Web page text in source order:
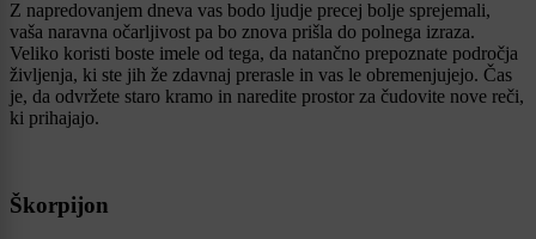
Z napredovanjem dneva vas bodo ljudje precej bolje sprejemali,
vaša naravna očarljivost pa bo znova prišla do polnega izraza.
Veliko koristi boste imele od tega, da natančno prepoznate področja
življenja, ki ste jih že zdavnaj prerasle in vas le obremenjujejo. Čas
je, da odvržete staro kramo in naredite prostor za čudovite nove reči,
ki prihajajo.
Škorpijon